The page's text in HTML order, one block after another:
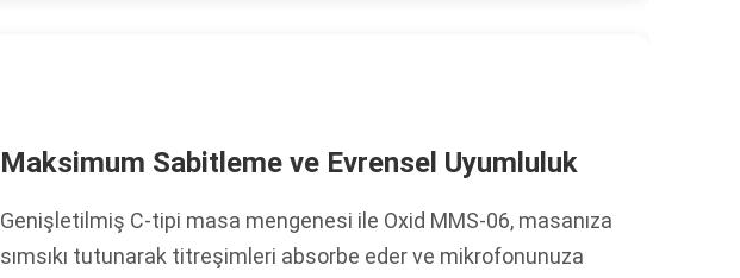
Maksimum Sabitleme ve Evrensel Uyumluluk
Genişletilmiş C-tipi masa mengenesi ile Oxid MMS-06, masanıza
sımsıkı tutunarak titreşimleri absorbe eder ve mikrofonunuza